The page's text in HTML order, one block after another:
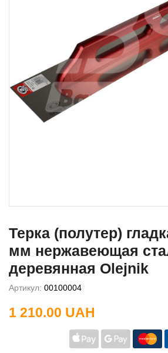
Терка (полутер)
мм нержавеющая
деревянная Olejnik
Артикул: 00100004
1 210.00 UAH